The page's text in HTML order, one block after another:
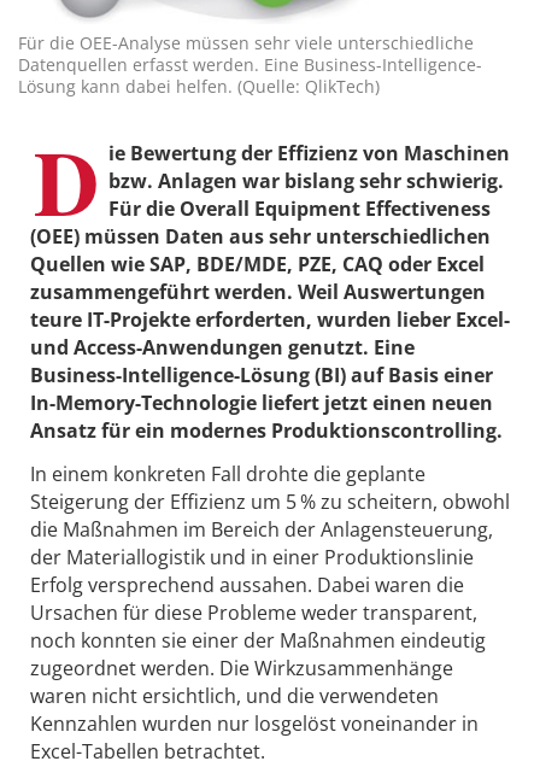
Für die OEE-Analyse müssen sehr viele unterschiedliche
Datenquellen erfasst werden. Eine Business-Intelligence-
Lösung kann dabei helfen. (Quelle: QlikTech)
D ie Bewertung der Effizienz von Maschinen
bzw. Anlagen war bislang sehr schwierig.
Für die Overall Equipment Effectiveness
(OEE) müssen Daten aus sehr unterschiedlichen
Quellen wie SAP, BDE/MDE, PZE, CAQ oder Excel
zusammengeführt werden. Weil Auswertungen
teure IT-Projekte erforderten, wurden lieber Excel-
und Access-Anwendungen genutzt. Eine
Business-Intelligence-Lösung (BI) auf Basis einer
In-Memory-Technologie liefert jetzt einen neuen
Ansatz für ein modernes Produktionscontrolling.
In einem konkreten Fall drohte die geplante
Steigerung der Effizienz um 5 % zu scheitern, obwohl
die Maßnahmen im Bereich der Anlagensteuerung,
der Materiallogistik und in einer Produktionslinie
Erfolg versprechend aussahen. Dabei waren die
Ursachen für diese Probleme weder transparent,
noch konnten sie einer der Maßnahmen eindeutig
zugeordnet werden. Die Wirkzusammenhänge
waren nicht ersichtlich, und die verwendeten
Kennzahlen wurden nur losgelöst voneinander in
Excel-Tabellen betrachtet.